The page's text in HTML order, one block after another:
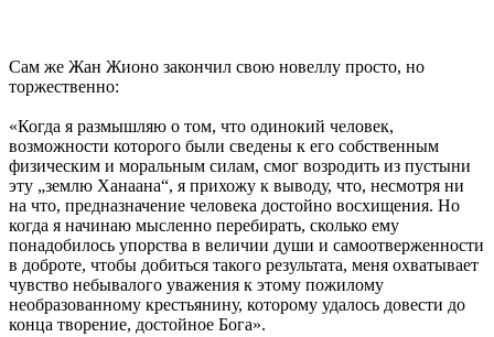
Сам же Жан Жионо закончил свою новеллу просто, но
торжественно:
«Когда я размышляю о том, что одинокий человек,
возможности которого были сведены к его собственным
физическим и моральным силам, смог возродить из пустыни
эту „землю Ханаана“, я прихожу к выводу, что, несмотря ни
на что, предназначение человека достойно восхищения. Но
когда я начинаю мысленно перебирать, сколько ему
понадобилось упорства в величии души и самоотверженности
в доброте, чтобы добиться такого результата, меня охватывает
чувство небывалого уважения к этому пожилому
необразованному крестьянину, которому удалось довести до
конца творение, достойное Бога».